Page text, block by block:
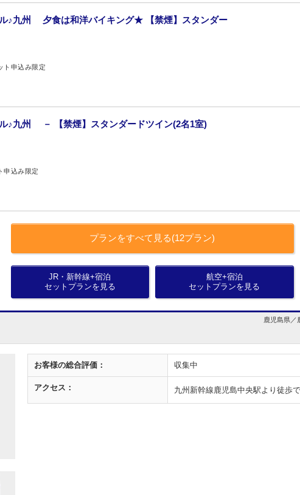
♪九州 夕食は和洋バイキング★ 【禁煙】スタンダー
ト申込み限定
♪九州 － 【禁煙】スタンダードツイン(2名1室)
申込み限定
プランをすべて見る(12プラン)
JR・新幹線+宿泊
セットプランを見る
航空+宿泊
セットプランを見る
鹿児島県／
お客様の総合評価： 収集中
アクセス： 九州新幹線鹿児島中央駅より徒歩